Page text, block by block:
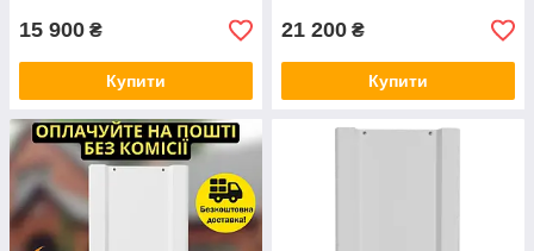
15 900 ₴
Купити
21 200 ₴
Купити